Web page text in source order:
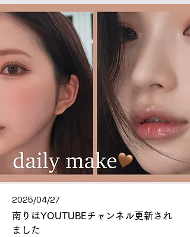
2025/04/27
南りほYOUTUBEチャンネル更新され
ました